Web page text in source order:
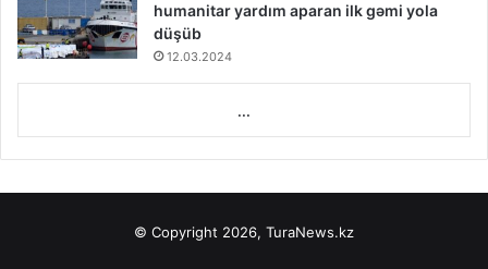
humanitar yardım aparan ilk gəmi yola
düşüb
12.03.2024
...
© Copyright 2026, TuraNews.kz